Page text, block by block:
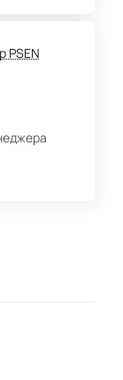
PSEN